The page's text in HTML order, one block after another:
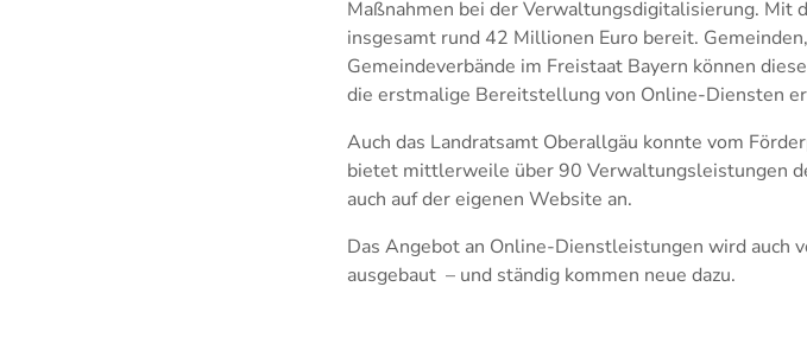
Maßnahmen bei der Verwaltungsdigitalisierung. Mit
insgesamt rund 42 Millionen Euro bereit.
Gemeindeverbände im Freistaat Bayern können
die erstmalige Bereitstellung von Online-Diensten
Auch das Landratsamt Oberallgäu konnte vom
bietet mittlerweile über 90 Verwaltungsleistungen
auch auf der eigenen Website an.
Das Angebot an Online-Dienstleistungen wird auch
ausgebaut – und ständig kommen neue dazu.